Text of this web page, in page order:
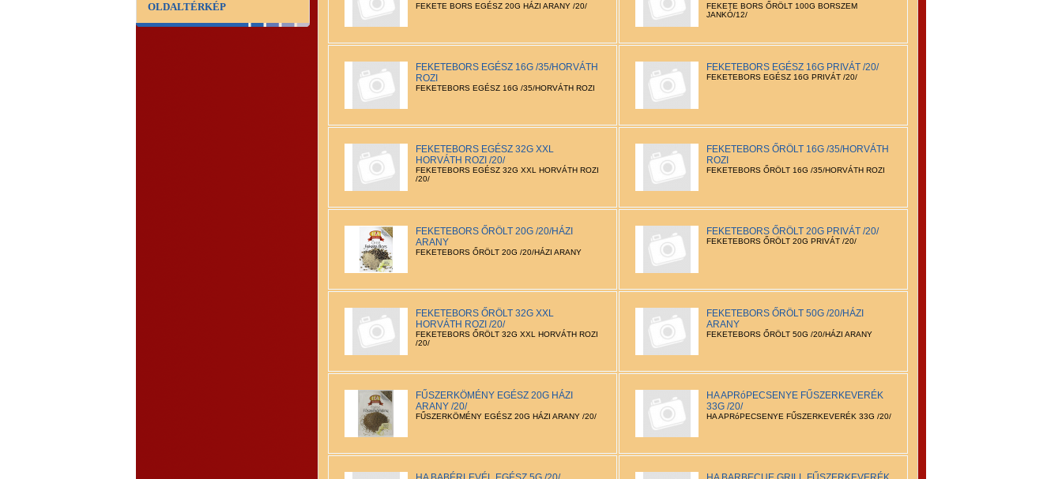
OLDALTÉRKÉP
FEKETE BORS EGÉSZ 20G HÁZI ARANY /20/
FEKETE BORS ŐRÖLT 100G BORSZEM
JANKÓ/12/
FEKETEBORS EGÉSZ 16G /35/HORVÁTH
ROZI
FEKETEBORS EGÉSZ 16G /35/HORVÁTH ROZI
FEKETEBORS EGÉSZ 16G PRIVÁT /20/
FEKETEBORS EGÉSZ 16G PRIVÁT /20/
FEKETEBORS EGÉSZ 32G XXL
HORVÁTH ROZI /20/
FEKETEBORS EGÉSZ 32G XXL HORVÁTH ROZI
/20/
FEKETEBORS ŐRÖLT 16G /35/HORVÁTH
ROZI
FEKETEBORS ŐRÖLT 16G /35/HORVÁTH ROZI
FEKETEBORS ŐRÖLT 20G /20/HÁZI
ARANY
FEKETEBORS ŐRÖLT 20G /20/HÁZI ARANY
FEKETEBORS ŐRÖLT 20G PRIVÁT /20/
FEKETEBORS ŐRÖLT 20G PRIVÁT /20/
FEKETEBORS ŐRÖLT 32G XXL
HORVÁTH ROZI /20/
FEKETEBORS ŐRÖLT 32G XXL HORVÁTH ROZI
/20/
FEKETEBORS ŐRÖLT 50G /20/HÁZI
ARANY
FEKETEBORS ŐRÖLT 50G /20/HÁZI ARANY
FŰSZERKÖMÉNY EGÉSZ 20G HÁZI
ARANY /20/
FŰSZERKÖMÉNY EGÉSZ 20G HÁZI ARANY /20/
HA APRóPECSENYE FŰSZERKEVERÉK
33G /20/
HA APRóPECSENYE FŰSZERKEVERÉK 33G /20/